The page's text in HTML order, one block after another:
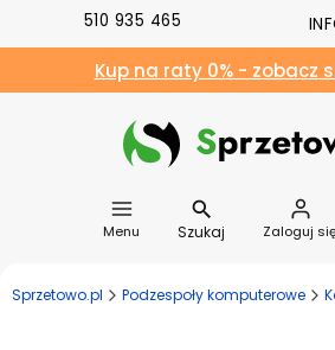
510 935 465
Kup na raty 0% - zobacz
Menu Szukaj Zaloguj
Sprzetowo.pl Podzespoły komputerowe